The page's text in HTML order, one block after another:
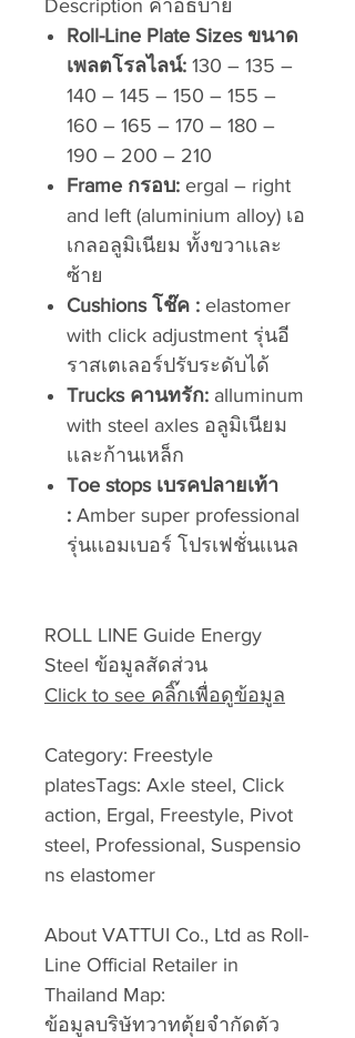
Description คำอธิบาย
Roll-Line Plate Sizes ขนาด
เพลตโรลไลน์: 130 – 135 –
140 – 145 – 150 – 155 –
160 – 165 – 170 – 180 –
190 – 200 – 210
Frame กรอบ: ergal – right
and left (aluminium alloy) เอ
เกลอลูมิเนียม ทั้งขวาเเละ
ซ้าย
Cushions โช๊ค : elastomer
with click adjustment รุ่นอี
ราสเตเลอร์ปรับระดับได้
Trucks คานทรัก: alluminum
with steel axles อลูมิเนียม
เเละก้านเหล็ก
Toe stops เบรคปลายเท้า
: Amber super professional
รุ่นเเอมเบอร์ โปรเฟชั่นเเนล
ROLL LINE Guide Energy
Steel ข้อมูลสัดส่วน
Click to see คลิ๊กเพื่อดูข้อมูล
Category: Freestyle
platesTags: Axle steel, Click
action, Ergal, Freestyle, Pivot
steel, Professional, Suspensio
ns elastomer
About VATTUI Co., Ltd as Roll-
Line Official Retailer in
Thailand Map:
ข้อมูลบริษัทวาทตุ้ยจำกัดตัว